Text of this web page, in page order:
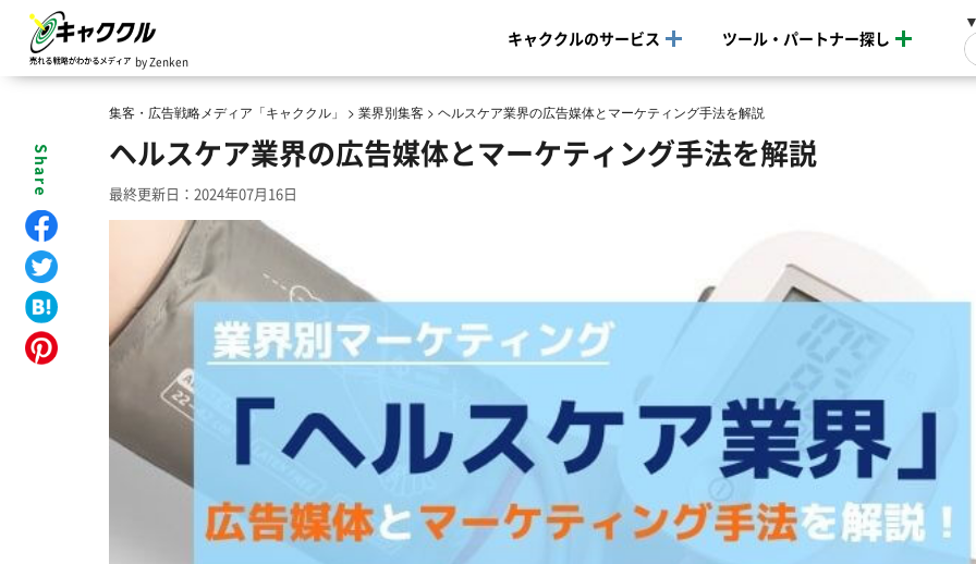
by Zenken
キャククルのサービス ツール・パートナー探し
集客・広告戦略メディア「キャククル」 > 業界別集客 > ヘルスケア業界の広告媒体とマーケティング手法を解説
ヘルスケア業界の広告媒体とマーケティング手法を解説
最終更新日：2024年07月16日